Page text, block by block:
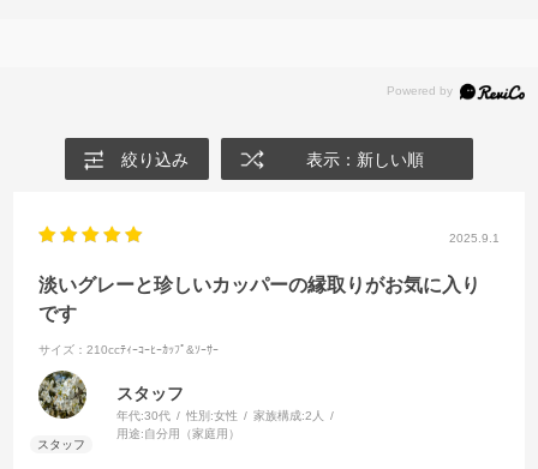
絞り込み 表示：新しい順
2025.9.1
淡いグレーと珍しいカッパーの縁取りがお気に入り
です
サイズ：210ccﾃｨｰｺｰﾋｰｶｯﾌﾟ&ｿｰｻｰ
スタッフ
年代:30代 性別:女性 家族構成:2人
用途:自分用（家庭用）